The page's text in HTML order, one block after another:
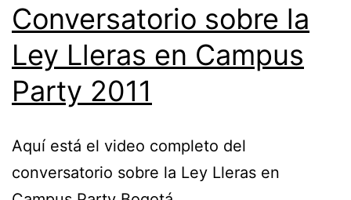
Conversatorio sobre la
Ley Lleras en Campus
Party 2011
Aquí está el video completo del
conversatorio sobre la Ley Lleras en